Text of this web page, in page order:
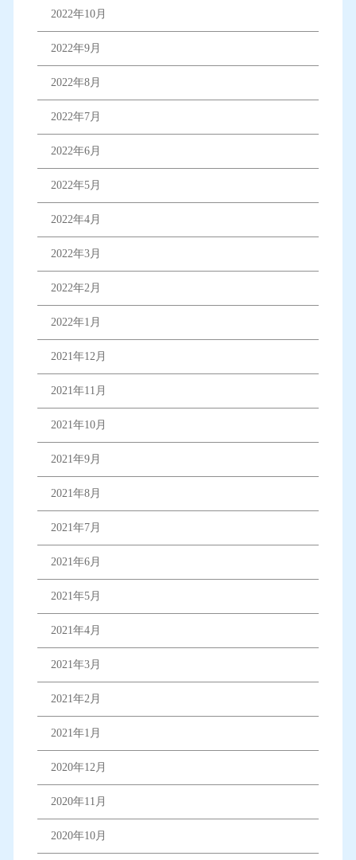
2022年10月
2022年9月
2022年8月
2022年7月
2022年6月
2022年5月
2022年4月
2022年3月
2022年2月
2022年1月
2021年12月
2021年11月
2021年10月
2021年9月
2021年8月
2021年7月
2021年6月
2021年5月
2021年4月
2021年3月
2021年2月
2021年1月
2020年12月
2020年11月
2020年10月